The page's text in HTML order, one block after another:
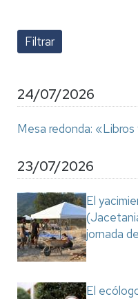
24/07/2026
Mesa redonda:
23/07/2026
El
jornada
El